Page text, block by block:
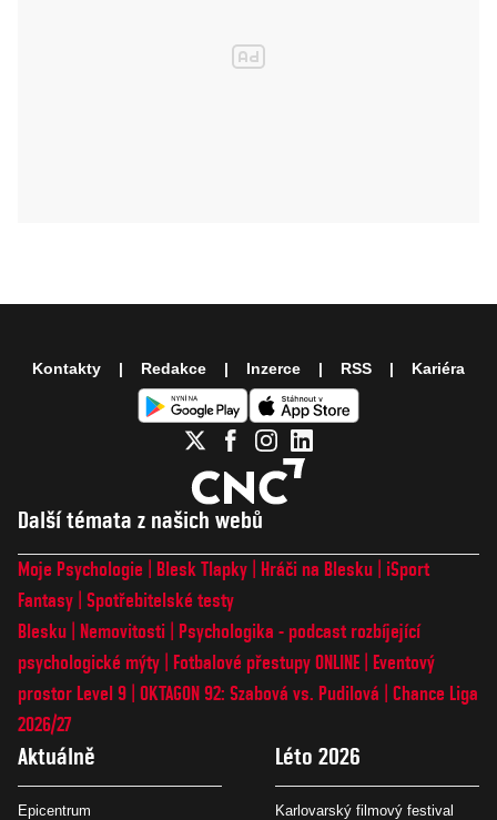
Další témata z našich webů
Moje Psychologie Blesk Tlapky Hráči na Blesku
iSport
Fantasy Spotřebitelské testy
Blesku
Nemovitosti
Psychologika - podcast rozbíjející
psychologické mýty
Fotbalové přestupy ONLINE
Eventový
prostor Level 9 OKTAGON 92: Szabová vs. Pudilová
Chance Liga
2026/27
Aktuálně
Epicentrum
Léto 2026
Karlovarský filmový festival
Kontakty Redakce Inzerce RSS Kariéra